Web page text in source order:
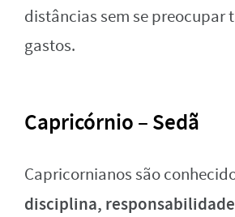
distâncias sem se preocupar
gastos.
Capricórnio – Sedã
Capricornianos são
disciplina,